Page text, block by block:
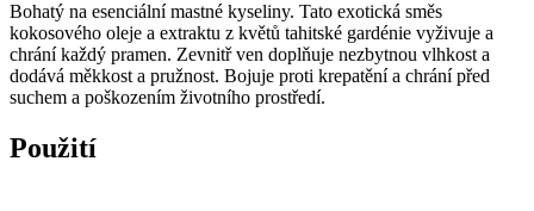
Bohatý na esenciální mastné kyseliny. Tato exotická směs
kokosového oleje a extraktu z květů tahitské gardénie vyživuje a
chrání každý pramen. Zevnitř ven doplňuje nezbytnou vlhkost a
dodává měkkost a pružnost. Bojuje proti krepatění a chrání před
suchem a poškozením životního prostředí.
Použití